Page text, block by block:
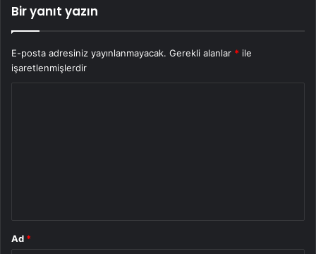
Bir yanıt yazın
E-posta adresiniz yayınlanmayacak. Gerekli alanlar * ile
işaretlenmişlerdir
Ad *